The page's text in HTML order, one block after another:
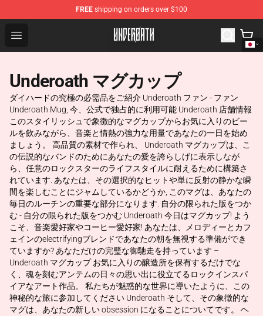
FREE shipping on orders over $100
Open menu
Underoath Store - Official Underoath Merchandise Shop
Underoath マグカップ
ダイハードの究極の必需品をご紹介 Underoath ファン - ファン
Underoath Mug, 今、公式で独占的に利用可能 Underoath 店舗情報
このスタイリッシュで象徴的なマグカップからお気に入りのビー
ルを飲みながら、音楽と情熱の強力な用量であなたの一日を始め
ましょう。 高品質の素材で作られ、 Underoath マグカップは、こ
の伝説的なバンドのためにあなたの愛を誇らしげに表示しなが
ら、任意のロックスターのライフスタイルに耐えるために構築さ
れています. あなたは、その選択的なヒットや単に反射の静かな瞬
間を楽しむことにジャムしているかどうか, このマグは、あなたの
毎日のルーチンの重要な部分になります. 自分の限られた版をつか
む - 自分の限られた版をつかむ Underoath 今日はマグカップ! よう
こそ、音楽愛好家やコーヒー愛好家! あなたは、メロディーとカフ
ェインのelectrifyingブレンドであなたの朝を無視する準備ができ
ていますか? あなただけの完璧な御馳走を持っています –
Underoath マグカップ お気に入りの醸造所を保有するだけでな
く、魂を刻むアンテムの日々の思い出に役立てるロックインスパ
イアなアート作品。 私たちが魅惑的な世界に導いたように、この
神秘的な旅に参加してください Underoath そして、その象徴的な
マグは、あなたの新しい obsession になることについてです。 ヘ